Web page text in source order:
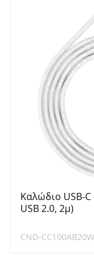
Καλώδιο USB-
USB 2.0, 2μ)
CND-CC100AB20W